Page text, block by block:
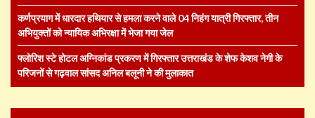
कर्णप्रयाग में धारदार हथियार से हमला करने वाले 04 निहंग यात्री गिरफ्तार, तीन
अभियुक्तों को न्यायिक अभिरक्षा में भेजा गया जेल
फ्लोरिश स्टे होटल अग्निकांड प्रकरण में गिरफ्तार उत्तराखंड के शेफ केशव नेगी के
परिजनों से गढ़वाल सांसद अनिल बलूनी ने की मुलाकात